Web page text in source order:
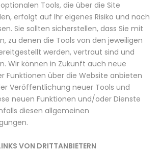
Tools, die über die Site
erfolgt auf Ihr eigenes Risiko und nach
Sie sollten sicherstellen, dass Sie mit
zu denen die Tools von den jeweiligen
werden, vertraut sind und
Wir können in Zukunft auch neue
Funktionen über die Website anbieten
Veröffentlichung neuer Tools und
neuen Funktionen und/oder Dienste
diesen allgemeinen
VON DRITTANBIETERN